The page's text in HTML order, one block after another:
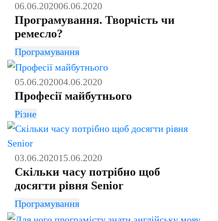
06.06.202006.06.2020
Програмування. Творчість чи
ремесло?
Програмування
05.06.202004.06.2020
Професії майбутнього
Різне
03.06.202015.06.2020
Скільки часу потрібно щоб
досягти рівня Senior
Програмування